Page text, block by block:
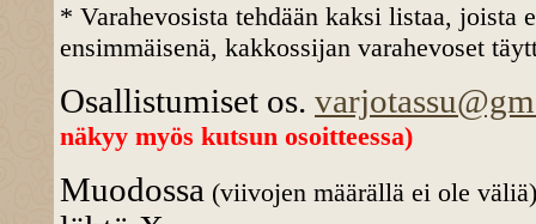
* Varahevosista tehdään kaksi listaa, joista
ensimmäisenä, kakkossijan varahevoset
Osallistumiset os.
näkyy myös kutsun osoitteessa)
Muodossa (viivojen määrällä ei ole väliä)